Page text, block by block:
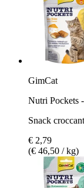
GimCat
Nutri Pockets
Snack
€ 2,79
(€ 46,50 / kg)